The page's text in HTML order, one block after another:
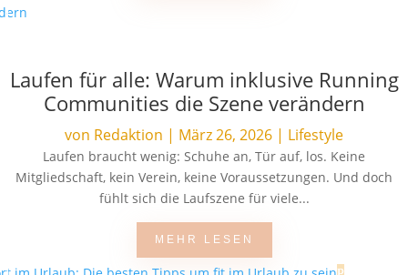
Laufen für alle: Warum inklusive Running
Communities die Szene verändern
von Redaktion | März 26, 2026 | Lifestyle
Laufen braucht wenig: Schuhe an, Tür auf, los. Keine
Mitgliedschaft, kein Verein, keine Voraussetzungen. Und doch
fühlt sich die Laufszene für viele...
MEHR LESEN